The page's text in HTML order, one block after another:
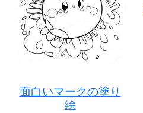
面白いマークの塗り
絵